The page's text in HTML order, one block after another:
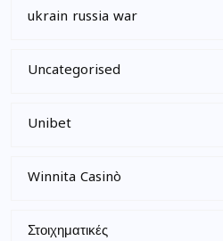
ukrain russia war
Uncategorised
Unibet
Winnita Casinò
Στοιχηματικές